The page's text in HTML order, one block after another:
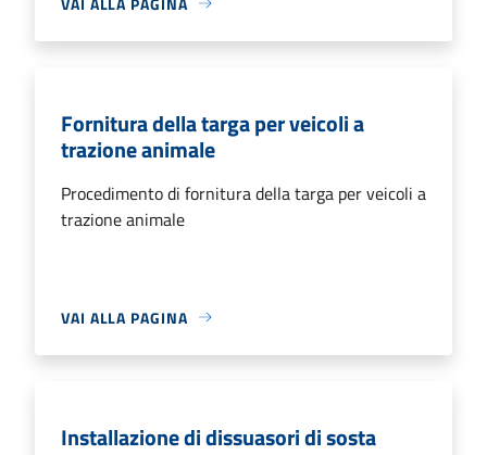
Fornitura della targa per veicoli a
trazione animale
Procedimento di fornitura della targa per veicoli a
trazione animale
VAI ALLA PAGINA
Installazione di dissuasori di sosta